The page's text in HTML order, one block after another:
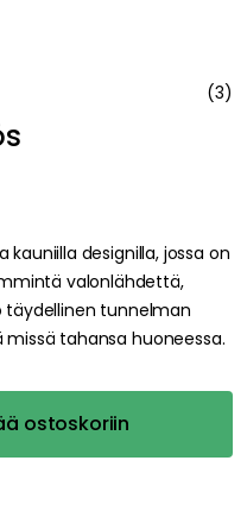
(3)
kauniilla designilla, jossa on
valonlähdettä,
tunnelman
missä tahansa huoneessa.
ostoskoriin